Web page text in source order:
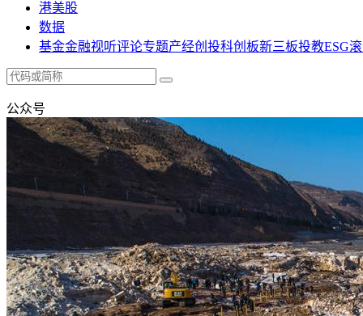
港美股
数据
基金金融视听评论专题产经创投科创板新三板投教ESG
公众号